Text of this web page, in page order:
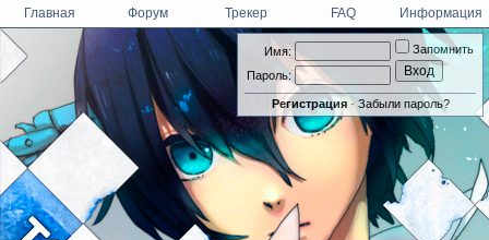
Имя:
Пароль:
Запомнить
Регистрация· Забыли пароль?
Главная Форум Трекер FAQ Информация